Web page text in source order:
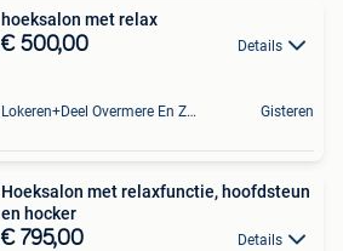
hoeksalon met relax
€ 500,00 Details
Lokeren+Deel Overmere En Zele Gisteren
Hoeksalon met relaxfunctie, hoofdsteun
en hocker
€ 795,00 Details